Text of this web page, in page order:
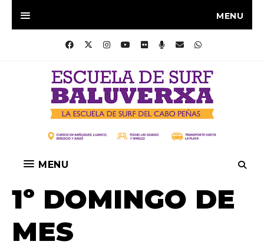
MENU
MENU
1º DOMINGO DE
MES